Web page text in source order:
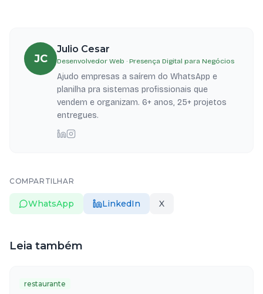
JC
Julio Cesar
Desenvolvedor Web · Presença Digital para Negócios
Ajudo empresas a saírem do WhatsApp e
planilha pra sistemas profissionais que
vendem e organizam. 6+ anos, 25+ projetos
entregues.
COMPARTILHAR
WhatsApp LinkedIn X
Leia também
restaurante